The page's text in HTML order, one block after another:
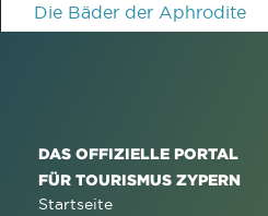
Die Bäder der Aphrodite
DAS OFFIZIELLE PORTAL
FÜR TOURISMUS ZYPERN
Startseite